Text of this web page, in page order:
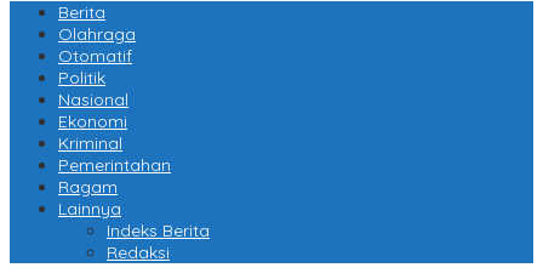
Berita
Olahraga
Otomatif
Politik
Nasional
Ekonomi
Kriminal
Pemerintahan
Ragam
Lainnya
Indeks Berita
Redaksi